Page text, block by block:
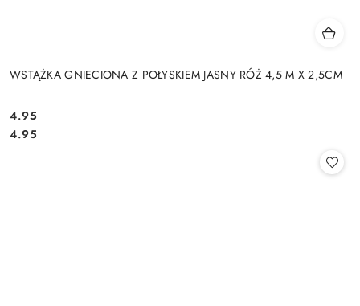
WSTĄŻKA GNIECIONA Z POŁYSKIEM JASNY RÓŻ 4,5 M X 2,5CM
Cena:
4.95
Cena:
4.95